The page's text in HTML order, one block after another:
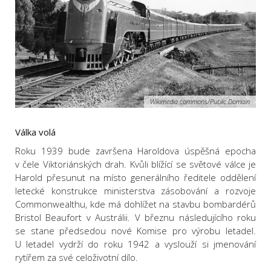
Wikimedia commons/Public Domain
Válka volá
Roku 1939 bude završena Haroldova úspěšná epocha
v čele Viktoriánských drah. Kvůli blížící se světové válce je
Harold přesunut na místo generálního ředitele oddělení
letecké konstrukce ministerstva zásobování a rozvoje
Commonwealthu, kde má dohlížet na stavbu bombardérů
Bristol Beaufort v Austrálii. V březnu následujícího roku
se stane předsedou nové Komise pro výrobu letadel.
U letadel vydrží do roku 1942 a vyslouží si jmenování
rytířem za své celoživotní dílo.